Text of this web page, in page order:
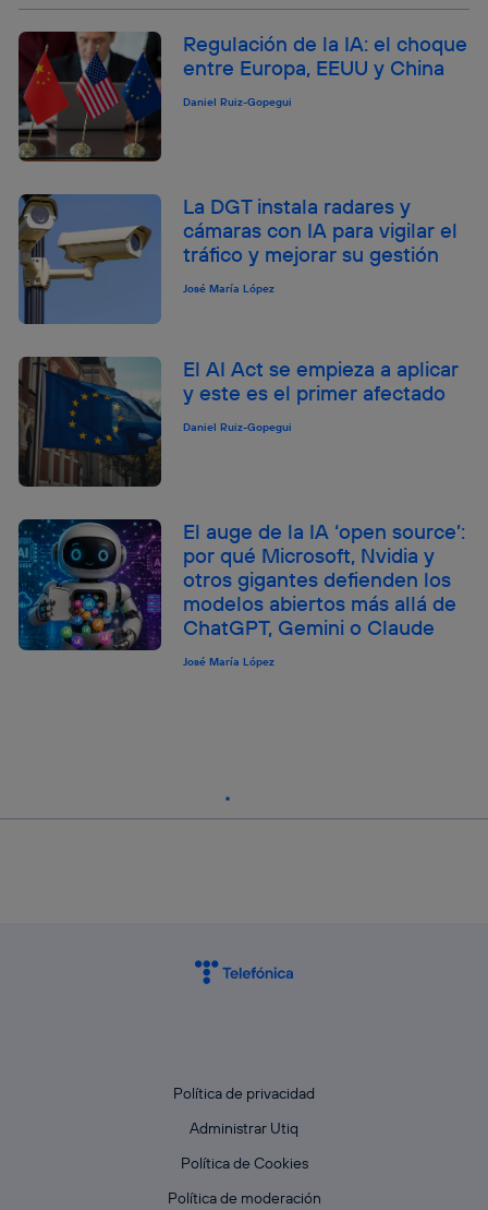
Regulación de la IA: el choque
entre Europa, EEUU y China
Daniel Ruiz-Gopegui
La DGT instala radares y
cámaras con IA para vigilar el
tráfico y mejorar su gestión
José María López
El AI Act se empieza a aplicar
y este es el primer afectado
Daniel Ruiz-Gopegui
El auge de la IA ‘open source’:
por qué Microsoft, Nvidia y
otros gigantes defienden los
modelos abiertos más allá de
ChatGPT, Gemini o Claude
José María López
Política de privacidad
Administrar Utiq
Política de Cookies
Política de moderación